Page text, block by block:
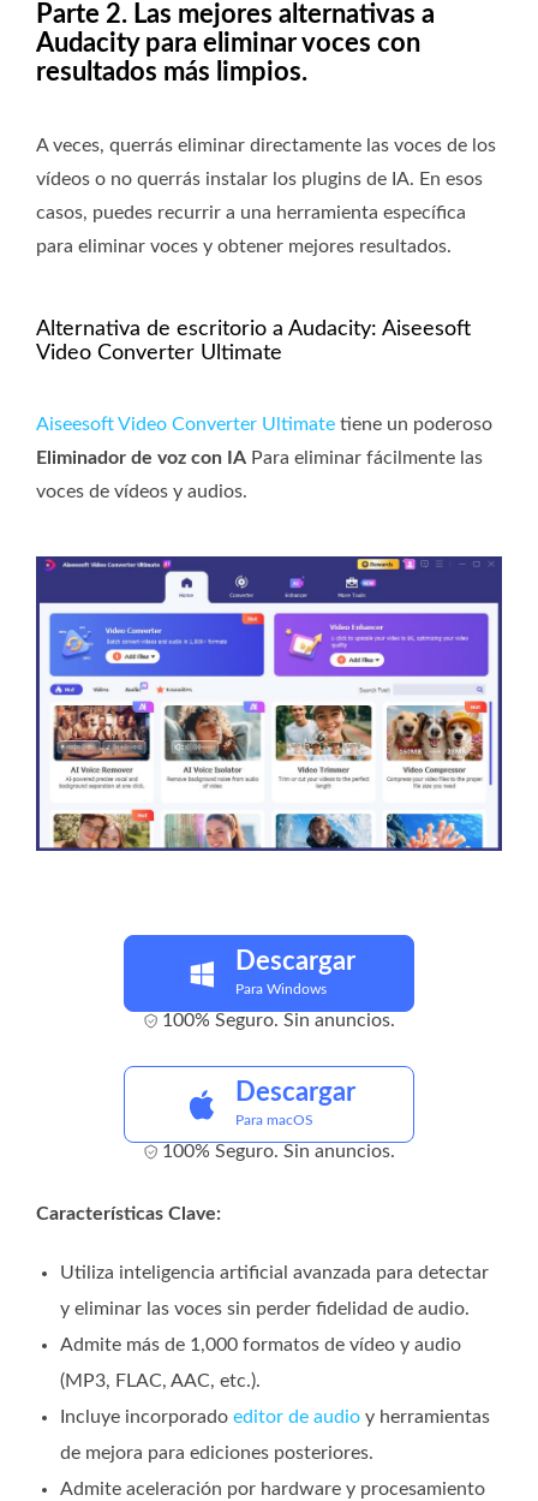
Parte 2. Las mejores alternativas a
Audacity para eliminar voces con
resultados más limpios.
A veces, querrás eliminar directamente las voces de los
vídeos o no querrás instalar los plugins de IA. En esos
casos, puedes recurrir a una herramienta específica
para eliminar voces y obtener mejores resultados.
Alternativa de escritorio a Audacity: Aiseesoft
Video Converter Ultimate
Aiseesoft Video Converter Ultimate tiene un poderoso
Eliminador de voz con IA Para eliminar fácilmente las
voces de vídeos y audios.
Descargar
Para Windows
100% Seguro. Sin anuncios.
Descargar
Para macOS
100% Seguro. Sin anuncios.
Características Clave:
Utiliza inteligencia artificial avanzada para detectar
y eliminar las voces sin perder fidelidad de audio.
Admite más de 1,000 formatos de vídeo y audio
(MP3, FLAC, AAC, etc.).
Incluye incorporado editor de audio y herramientas
de mejora para ediciones posteriores.
Admite aceleración por hardware y procesamiento